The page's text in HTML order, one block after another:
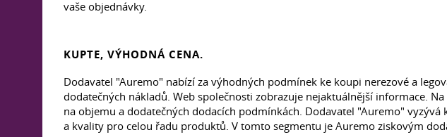
vaše objednávky.
KUPTE, VÝHODNÁ CENA.
Dodavatel "Auremo" nabízí za výhodných podmínek ke koupi nerezové a
dodatečných nákladů. Web společnosti zobrazuje nejaktuálnější informace.
na objemu a dodatečných dodacích podmínkách. Dodavatel "Auremo"
a kvality pro celou řadu produktů. V tomto segmentu je Auremo ziskovým